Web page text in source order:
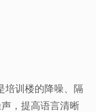
培训楼的降噪、隔
，提高语言清晰